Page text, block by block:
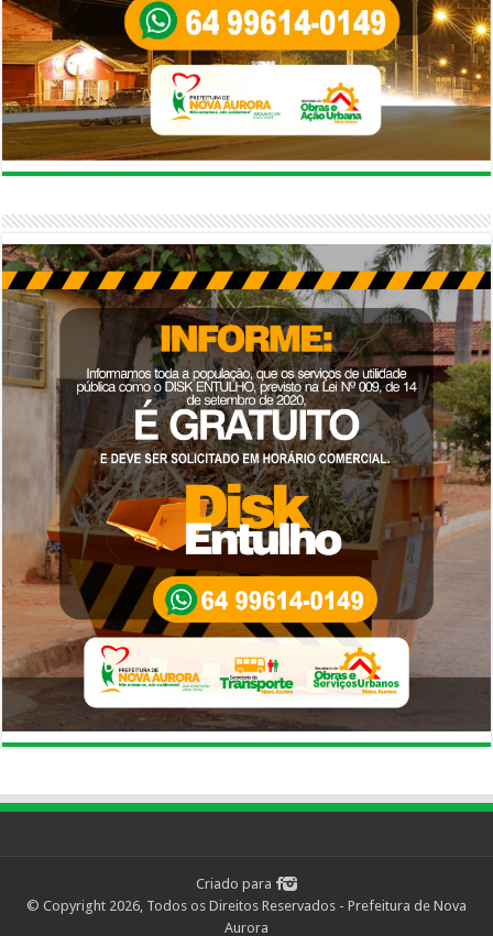
Criado para
© Copyright 2026, Todos os Direitos Reservados - Prefeitura de Nova
Aurora